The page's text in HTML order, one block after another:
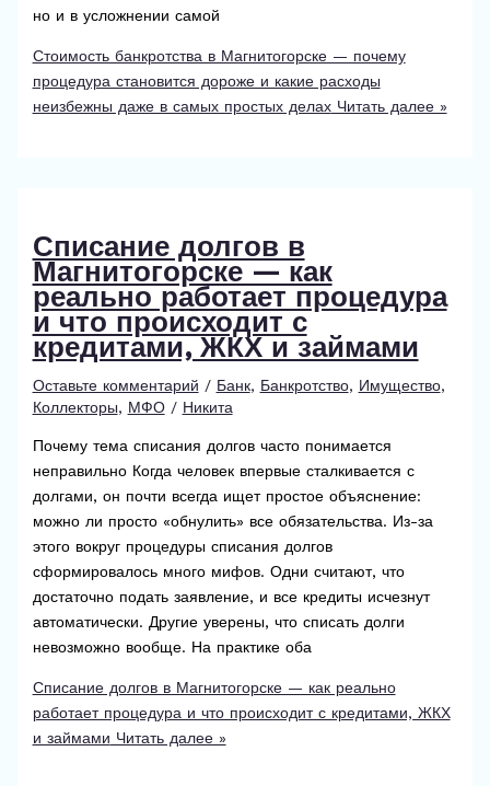
но и в усложнении самой
Стоимость банкротства в Магнитогорске — почему
процедура становится дороже и какие расходы
неизбежны даже в самых простых делахЧитать далее »
Списание долгов в
Магнитогорске — как
реально работает процедура
и что происходит с
кредитами, ЖКХ и займами
Оставьте комментарий / Банк, Банкротство, Имущество,
Коллекторы, МФО/ Никита
Почему тема списания долгов часто понимается
неправильно Когда человек впервые сталкивается с
долгами, он почти всегда ищет простое объяснение:
можно ли просто «обнулить» все обязательства. Из-за
этого вокруг процедуры списания долгов
сформировалось много мифов. Одни считают, что
достаточно подать заявление, и все кредиты исчезнут
автоматически. Другие уверены, что списать долги
невозможно вообще. На практике оба
Списание долгов в Магнитогорске — как реально
работает процедура и что происходит с кредитами, ЖКХ
и займами Читать далее »